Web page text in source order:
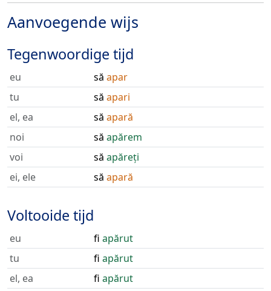
Aanvoegende wijs
Tegenwoordige tijd
eu să apar
tu
să apari
el, ea
să apară
noi
să apărem
voi
să apăreți
ei, ele
să apară
Voltooide tijd
eu fi apărut
tu
fi apărut
el, ea
fi apărut